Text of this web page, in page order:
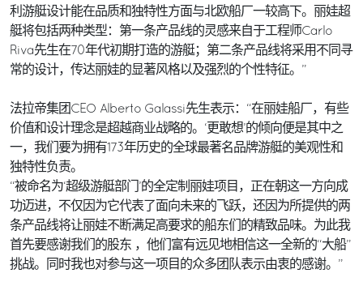
利游艇设计能在品质和独特性方面与北欧船厂一较高下。丽娃超
艇将包括两种类型：第一条产品线的灵感来自于工程师Carlo
Riva先生在70年代初期打造的游艇；第二条产品线将采用不同寻
常的设计，传达丽娃的显著风格以及强烈的个性特征。”
法拉帝集团CEO Alberto Galassi先生表示：“在丽娃船厂，有些
价值和设计理念是超越商业战略的。‘更敢想’的倾向便是其中之
一，我们要为拥有173年历史的全球最著名品牌游艇的美观性和
独特性负责。
“被命名为‘超级游艇部门’的全定制丽娃项目，正在朝这一方向成
功迈进，不仅因为它代表了面向未来的飞跃，还因为所提供的两
条产品线将让丽娃不断满足高要求的船东们的精致品味。为此我
首先要感谢我们的股东 ，他们富有远见地相信这一全新的“大船”
挑战。同时我也对参与这一项目的众多团队表示由衷的感谢。”